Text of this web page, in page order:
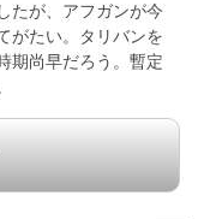
たが、アフガンが今
がたい。タリバンを
期尚早だろう。暫定